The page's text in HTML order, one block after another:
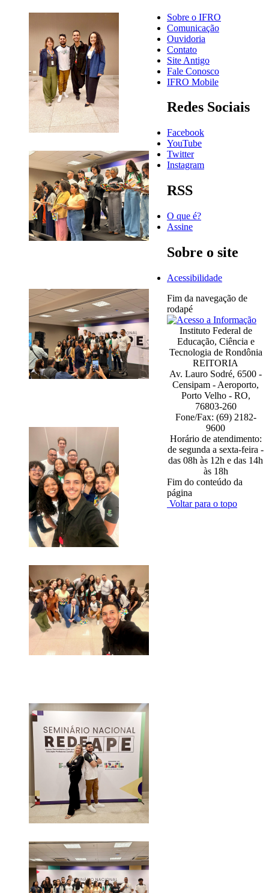
Sobre o IFRO
Comunicação
Ouvidoria
Contato
Site Antigo
Fale Conosco
IFRO Mobile
Redes Sociais
Facebook
YouTube
Twitter
Instagram
RSS
O que é?
Assine
Sobre o site
Acessibilidade
Fim da navegação de
rodapé
Instituto Federal de
Educação, Ciência e
Tecnologia de Rondônia
REITORIA
Av. Lauro Sodré, 6500 -
Censipam - Aeroporto,
Porto Velho - RO,
76803-260
Fone/Fax: (69) 2182-
9600
Horário de atendimento:
de segunda a sexta-feira -
das 08h às 12h e das 14h
às 18h
Fim do conteúdo da
página
Voltar para o topo